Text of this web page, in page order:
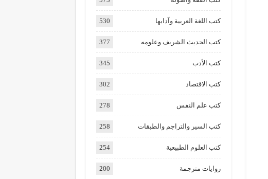
كتب اللغة العربية وآدابها 530
كتب الحديث الشريف وعلومه 377
كتب الأدب 345
كتب الاقتصاد 302
كتب علم النفس 278
كتب السير والتراجم والطبقات 258
كتب العلوم الطبيعية 254
روايات مترجمة 200